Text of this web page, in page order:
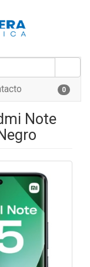
0
Note